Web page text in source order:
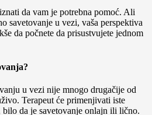
da vam je potrebna pomoć. Ali
savetovanje u vezi, vaša perspektiva
da počnete da prisustvujete jednom
u vezi nije mnogo drugačije od
Terapeut će primenjivati iste
bilo da je savetovanje onlajn ili lično.